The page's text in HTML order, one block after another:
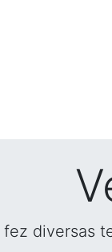
fez diversas